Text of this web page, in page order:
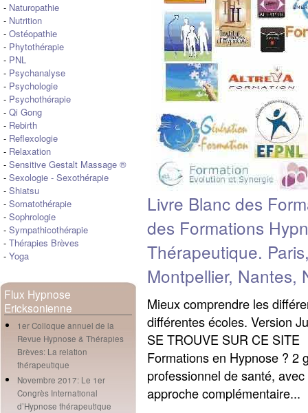
- Naturopathie
- Nutrition
- Ostéopathie
- Phytothérapie
- PNL
- Psychanalyse
- Psychologie
- Psychothérapie
- Qi Gong
- Rebirth
- Reflexologie
- Relaxation
- Sensitive Gestalt Massage ®
- Sexologie - Sexothérapie
- Shiatsu
- Somatothérapie
- Sophrologie
- Sympathicothérapie
- Thérapies Brèves
- Yoga
Flux Hypnose
Ericksonienne
1er Colloque annuel de la
Revue Hypnose & Thérapies
Brèves: La relation
thérapeutique
Novembre 2017: Le 1er
Congrès International
d’Hypnose thérapeutique
Livre Blanc des
des Formations
Thérapeutique.
Montpellier, Nantes,
Mieux comprendre les
différentes écoles. Version
SE TROUVE SUR CE
Formations en Hypnose ? 2
professionnel de santé,
approche complémentaire...